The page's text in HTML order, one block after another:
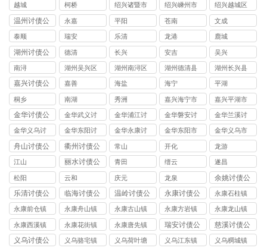
司
越城 柯桥
绍兴诸暨市
讨债公司
绍兴嵊州市
讨债公司
绍兴越城区
讨债公司
温州讨债公
司
永嘉 平阳 苍南 文成
泰顺 瑞安 乐清 龙港 鹿城
湖州讨债公
司
德清 长兴 安吉 吴兴
南浔
湖州吴兴区
讨债公司
湖州南浔区
讨债公司
湖州德清县
讨债公司
湖州长兴县
讨债公司
嘉兴讨债公
司
嘉善 海盐 海宁 平湖
桐乡 南湖 秀洲
嘉兴海宁市
讨债公司
嘉兴平湖市
讨债公司
金华讨债公
司
金华武义讨
债公司
金华浦江讨
债公司
金华磐安讨
债公司
金华兰溪讨
债公司
金华义乌讨
债公司
金华东阳讨
债公司
金华永康讨
债公司
金华东阳市
讨债公司
金华义乌市
讨债公司
舟山讨债公
司
衢州讨债公
司
常山 开化 龙游
江山
丽水讨债公
司
青田 缙云 遂昌
松阳 云和 庆元 龙泉
余姚讨债公
司
乐清讨债公
司
临海讨债公
司
温岭讨债公
司
永康讨债公
司
永康石柱镇
讨债公司
永康前仓镇
讨债公司
永康舟山镇
讨债公司
永康古山镇
讨债公司
永康方岩镇
讨债公司
永康龙山镇
讨债公司
永康西溪镇
讨债公司
永康花街镇
讨债公司
永康唐先镇
讨债公司
瑞安讨债公
司
慈溪讨债公
司
义乌讨债公
义乌骆宅镇
义乌荷叶塘
义乌江东镇
义乌稠城镇